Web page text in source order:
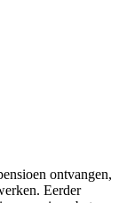
ontvangen,
Eerder